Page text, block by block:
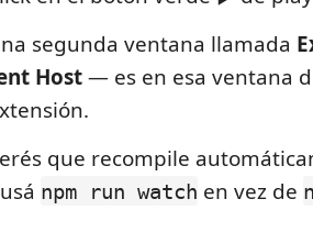
segunda ventana llamada
Host— es en esa ventana
que recompile
npm run watch en vez de